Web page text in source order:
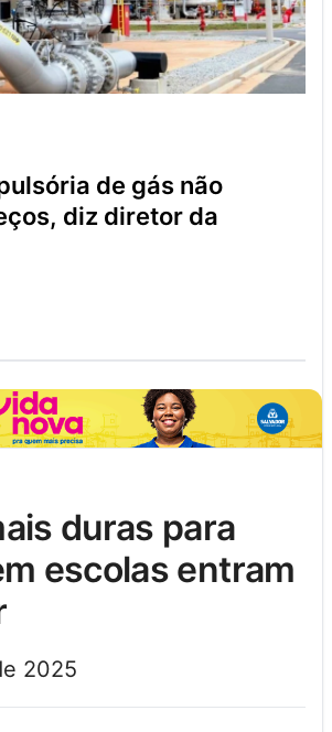
diz diretor da
escolas entram
2025